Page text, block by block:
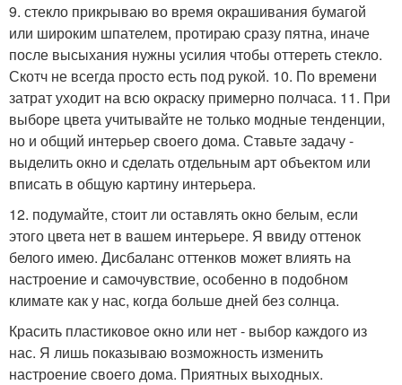
9. стекло прикрываю во время окрашивания бумагой
или широким шпателем, протираю сразу пятна, иначе
после высыхания нужны усилия чтобы оттереть стекло.
Скотч не всегда просто есть под рукой. 10. По времени
затрат уходит на всю окраску примерно полчаса. 11. При
выборе цвета учитывайте не только модные тенденции,
но и общий интерьер своего дома. Ставьте задачу -
выделить окно и сделать отдельным арт объектом или
вписать в общую картину интерьера.
12. подумайте, стоит ли оставлять окно белым, если
этого цвета нет в вашем интерьере. Я ввиду оттенок
белого имею. Дисбаланс оттенков может влиять на
настроение и самочувствие, особенно в подобном
климате как у нас, когда больше дней без солнца.
Красить пластиковое окно или нет - выбор каждого из
нас. Я лишь показываю возможность изменить
настроение своего дома. Приятных выходных.